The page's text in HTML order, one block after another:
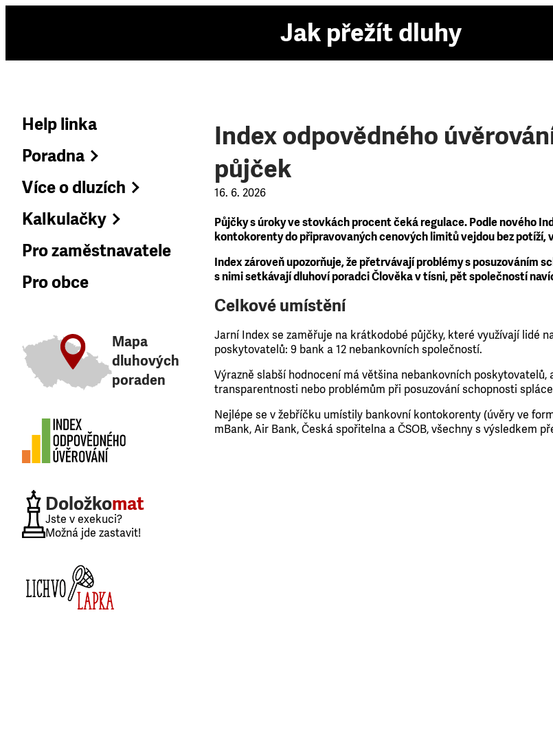
Jak přežít dluhy
Help linka
Poradna
Více o dluzích
Kalkulačky
Pro zaměstnavatele
Pro obce
Mapa
dluhových
poraden
Doložkomat
Jste v exekuci?
Možná jde zastavit!
Index odpovědného
půjček
16. 6. 2026
Půjčky s úroky ve stovkách procent čeká regulace. Podle nového
kontokorenty do připravovaných cenových limitů vejdou bez
Index zároveň upozorňuje, že přetrvávají problémy s posuzováním
s nimi setkávají dluhoví poradci Člověka v tísni, pět společností
Celkové umístění
Jarní Index se zaměřuje na krátkodobé půjčky, které využívají lidé
poskytovatelů: 9 bank a 12 nebankovních společností.
Výrazně slabší hodnocení má většina nebankovních
transparentnosti nebo problémům při posuzování schopnosti
Nejlépe se v žebříčku umístily bankovní kontokorenty (úvěry ve
mBank, Air Bank, Česká spořitelna a ČSOB, všechny s výsledkem